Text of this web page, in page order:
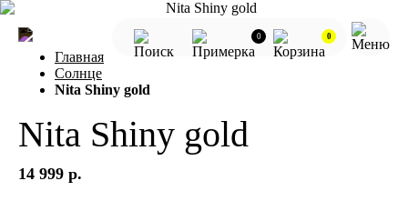
0 0
Главная
Солнце
Nita Shiny gold
Nita Shiny gold
14 999 р.